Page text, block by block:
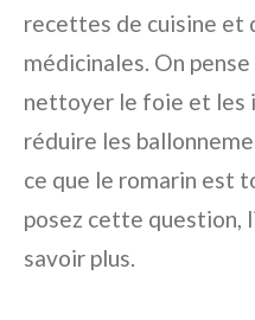
recettes de cuisine et
médicinales. On
nettoyer le foie et les
réduire les
ce que le romarin est
posez cette question,
savoir plus.